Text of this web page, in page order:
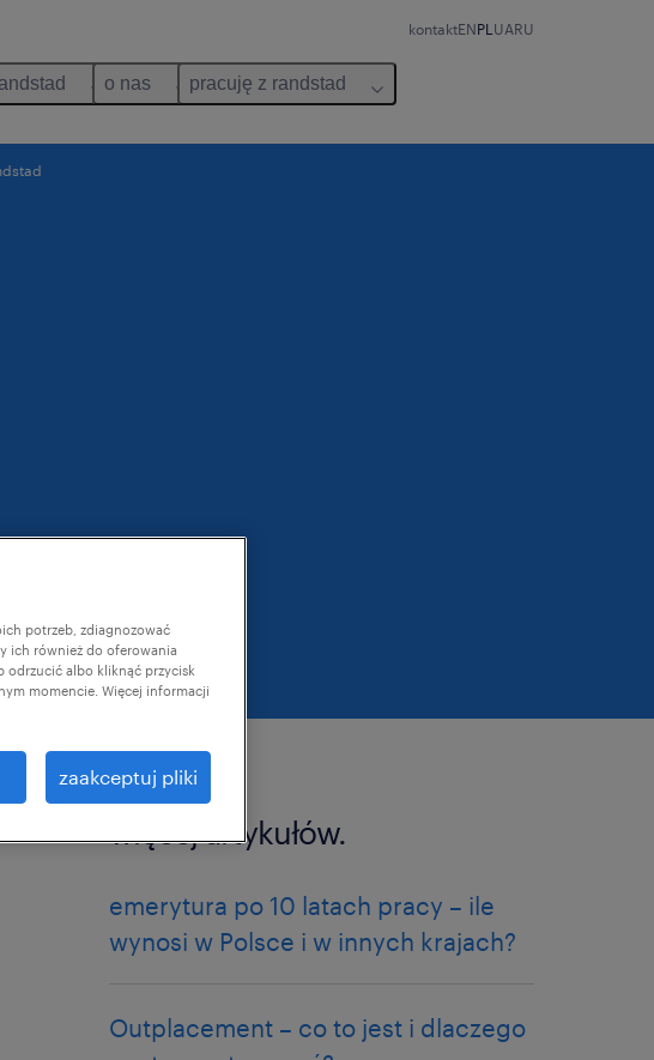
kontaktENPL UARU
o nas pracuję z randstad
więcej artykułów.
emerytura po 10 latach pracy – ile
wynosi w Polsce i w innych krajach?
Outplacement – co to jest i dlaczego
potrzeb, zdiagnozować
ich również do oferowania
odrzucić albo kliknąć przycisk
momencie. Więcej informacji
zaakceptuj pliki